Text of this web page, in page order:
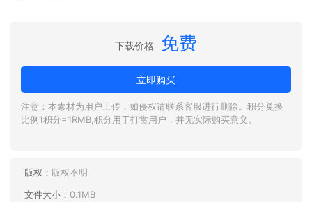
下载价格 免费
立即购买
注意：本素材为用户上传，如侵权请联系客服进行删除。积分兑换
比例1积分=1RMB,积分用于打赏用户，并无实际购买意义。
版权： 版权不明
文件大小： 0.1MB